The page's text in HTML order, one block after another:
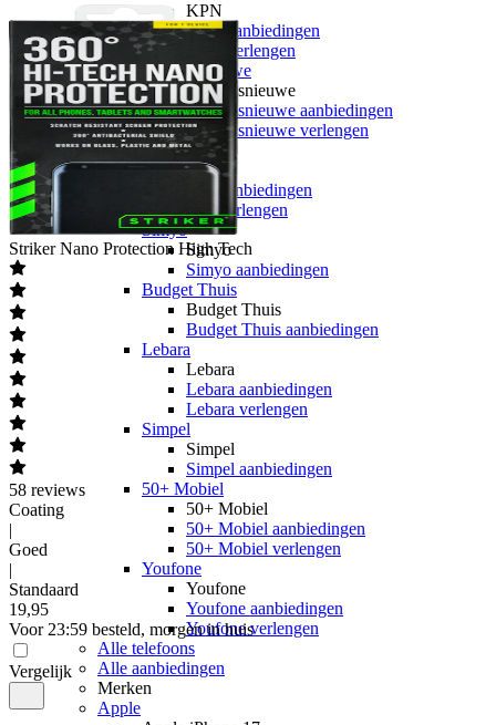
KPN
KPN aanbiedingen
KPN verlengen
hollandsnieuwe
hollandsnieuwe
hollandsnieuwe aanbiedingen
hollandsnieuwe verlengen
Ben
Ben
Ben aanbiedingen
Ben verlengen
Simyo
Simyo
Simyo aanbiedingen
Budget Thuis
Budget Thuis
Budget Thuis aanbiedingen
Lebara
Lebara
Lebara aanbiedingen
Lebara verlengen
Simpel
Simpel
Simpel aanbiedingen
50+ Mobiel
50+ Mobiel
50+ Mobiel aanbiedingen
50+ Mobiel verlengen
Youfone
Youfone
Youfone aanbiedingen
Youfone verlengen
Alle telefoons
Alle aanbiedingen
Merken
Apple
Striker Nano Protection High Tech
58 reviews
Coating
|
Goed
|
Standaard
19,95
Voor 23:59 besteld, morgen in huis
Vergelijk